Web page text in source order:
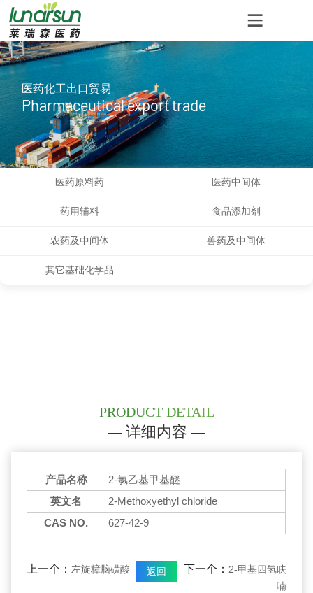
医药化工出口贸易
Pharmaceutical export trade
医药原料药 医药中间体
药用辅料 食品添加剂
农药及中间体 兽药及中间体
其它基础化学品
PRODUCT DETAIL
详细内容
产品名称
2-氯乙基甲基醚
英文名
2-Methoxyethyl chloride
CAS NO.
627-42-9
上一个：左旋樟脑磺酸 返回 下一个： 2-甲基四氢呋
喃